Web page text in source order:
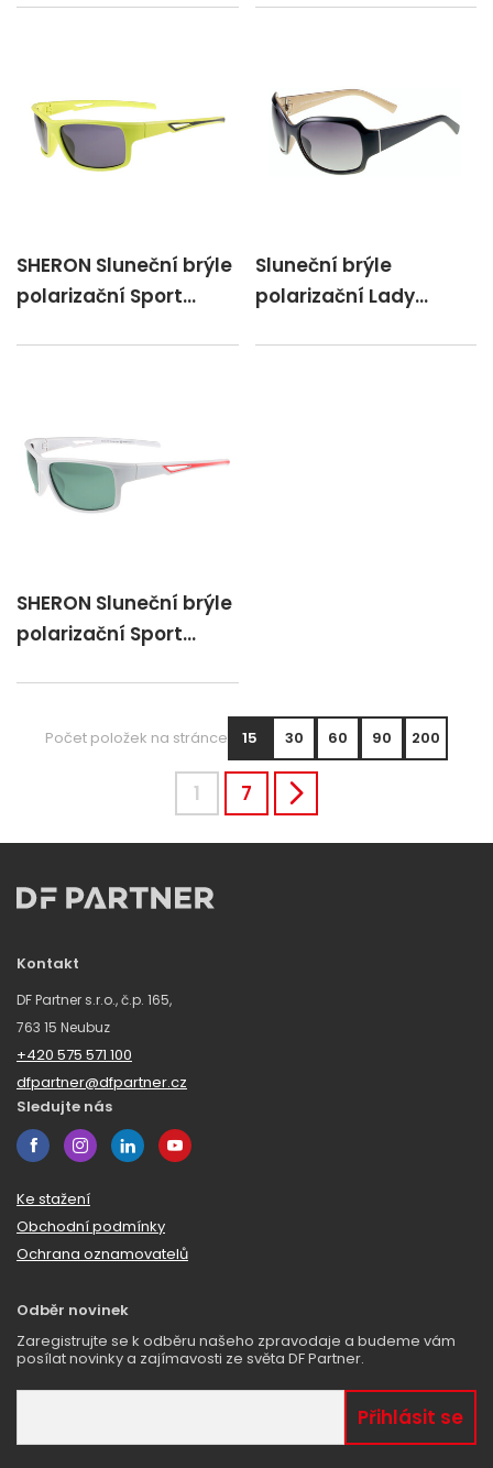
SHERON Sluneční brýle
polarizační Sport
Sluneční brýle
polarizační Lady
SHERON Sluneční brýle
polarizační Sport
Počet položek na stránce 15 30 60 90 200
1 7
Kontakt
DF Partner s.r.o., č.p. 165,
763 15 Neubuz
+420 575 571 100
dfpartner@dfpartner.cz
Sledujte nás
Ke stažení
Obchodní podmínky
Ochrana oznamovatelů
Odběr novinek
Zaregistrujte se k odběru našeho zpravodaje a budeme vám
posílat novinky a zajímavosti ze světa DF Partner.